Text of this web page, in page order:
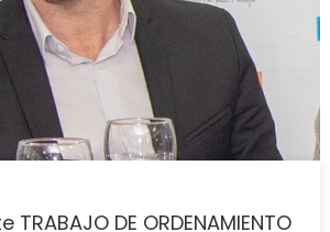
sueldo”
DE ORDENAMIENTO